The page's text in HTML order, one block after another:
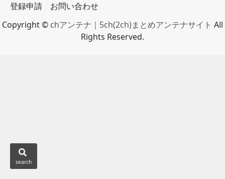
登録申請
お問い合わせ
Copyright © chアンテナ｜5ch(2ch)まとめアンテナサイト All
Rights Reserved.
search